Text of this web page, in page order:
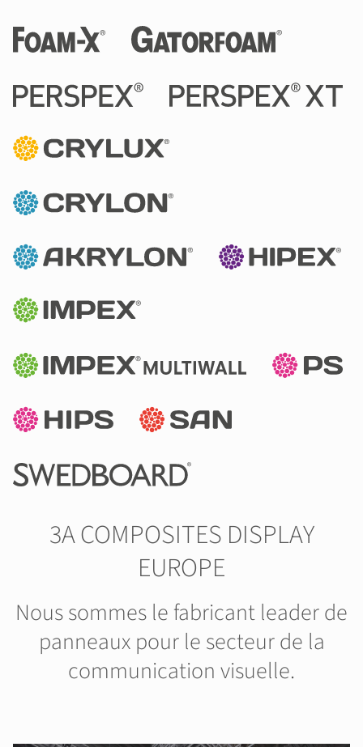
3A COMPOSITES DISPLAY
EUROPE
Nous sommes le fabricant leader de
panneaux pour le secteur de la
communication visuelle.